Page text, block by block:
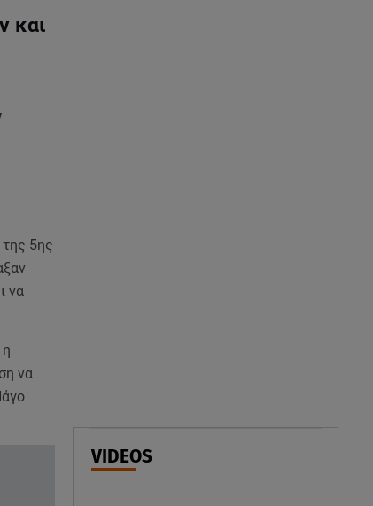
VIDEOS
και
5ης
να
να